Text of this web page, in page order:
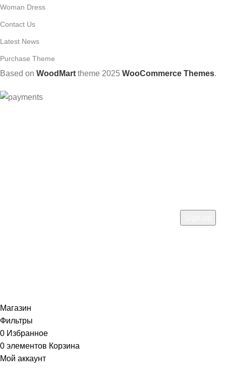
Woman Dress
Contact Us
Latest News
Purchase Theme
Based on WoodMart theme 2025 WooCommerce Themes.
Магазин
Фильтры
0 Избранное
0 элементов Корзина
Мой аккаунт